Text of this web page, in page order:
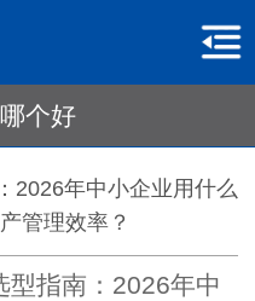
个好
2026年中小企业用什么
管理效率？
型指南：2026年中